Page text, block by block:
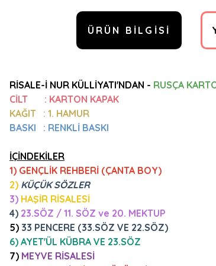
ÜRÜN BILGISI
RİSALE-İ NUR KÜLLİYATI'NDAN - RUSÇA
CİLT : KARTON KAPAK
KAĞIT : 1. HAMUR
BASKI : RENKLİ BASKI
İÇİNDEKİLER
1) GENÇLİK REHBERİ (ÇANTA BOY)
2) KÜÇÜK SÖZLER
3) HAŞİR RİSALESİ
4) 23.SÖZ / 11. SÖZ ve 20. MEKTUP
5) 33 PENCERE (33.SÖZ VE 22.SÖZ)
6) AYET'ÜL KÜBRA VE 23.SÖZ
7) MEYVE RİSALESİ